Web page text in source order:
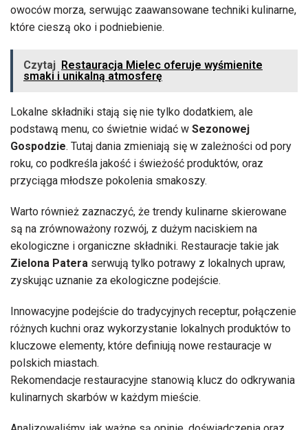
owoców morza, serwując zaawansowane techniki kulinarne,
które cieszą oko i podniebienie.
Czytaj Restauracja Mielec oferuje wyśmienite
smaki i unikalną atmosferę
Lokalne składniki stają się nie tylko dodatkiem, ale
podstawą menu, co świetnie widać w Sezonowej
Gospodzie. Tutaj dania zmieniają się w zależności od pory
roku, co podkreśla jakość i świeżość produktów, oraz
przyciąga młodsze pokolenia smakoszy.
Warto również zaznaczyć, że trendy kulinarne skierowane
są na zrównoważony rozwój, z dużym naciskiem na
ekologiczne i organiczne składniki. Restauracje takie jak
Zielona Patera serwują tylko potrawy z lokalnych upraw,
zyskując uznanie za ekologiczne podejście.
Innowacyjne podejście do tradycyjnych receptur, połączenie
różnych kuchni oraz wykorzystanie lokalnych produktów to
kluczowe elementy, które definiują nowe restauracje w
polskich miastach.
Rekomendacje restauracyjne stanowią klucz do odkrywania
kulinarnych skarbów w każdym mieście.